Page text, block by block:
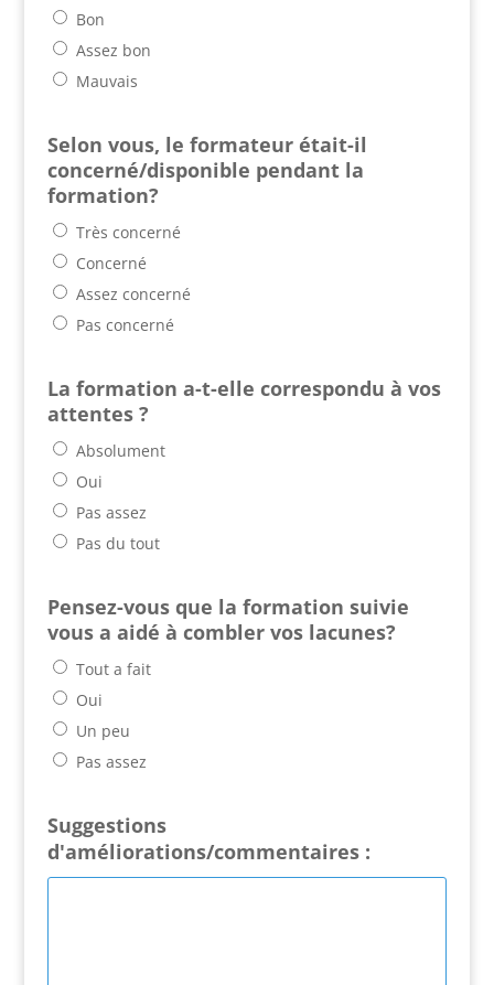
Bon
Assez bon
Mauvais
Selon vous, le formateur était-il
concerné/disponible pendant la
formation?
Très concerné
Concerné
Assez concerné
Pas concerné
La formation a-t-elle correspondu à vos
attentes ?
Absolument
Oui
Pas assez
Pas du tout
Pensez-vous que la formation suivie
vous a aidé à combler vos lacunes?
Tout a fait
Oui
Un peu
Pas assez
Suggestions
d'améliorations/commentaires :